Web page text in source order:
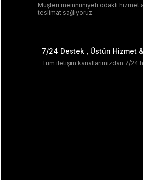
Müşteri memnuniyeti odaklı hizmet
teslimat sağlıyoruz.
7/24 Destek , Üstün Hizmet &
Tüm iletişim kanallarımızdan 7/24